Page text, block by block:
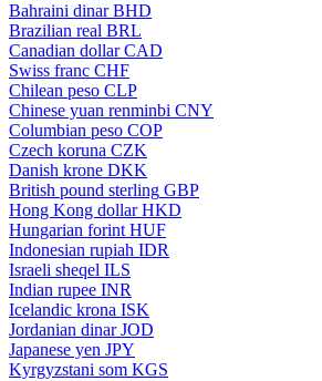
Bahraini dinar BHD
Brazilian real BRL
Canadian dollar CAD
Swiss franc CHF
Chilean peso CLP
Chinese yuan renminbi CNY
Columbian peso COP
Czech koruna CZK
Danish krone DKK
British pound sterling GBP
Hong Kong dollar HKD
Hungarian forint HUF
Indonesian rupiah IDR
Israeli sheqel ILS
Indian rupee INR
Icelandic krona ISK
Jordanian dinar JOD
Japanese yen JPY
Kyrgyzstani som KGS